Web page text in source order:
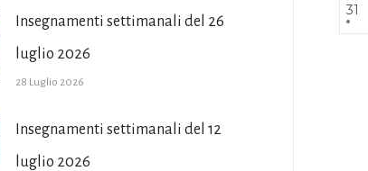
Insegnamenti settimanali del 26
luglio 2026
28 Luglio 2026
Insegnamenti settimanali del 12
luglio 2026
31